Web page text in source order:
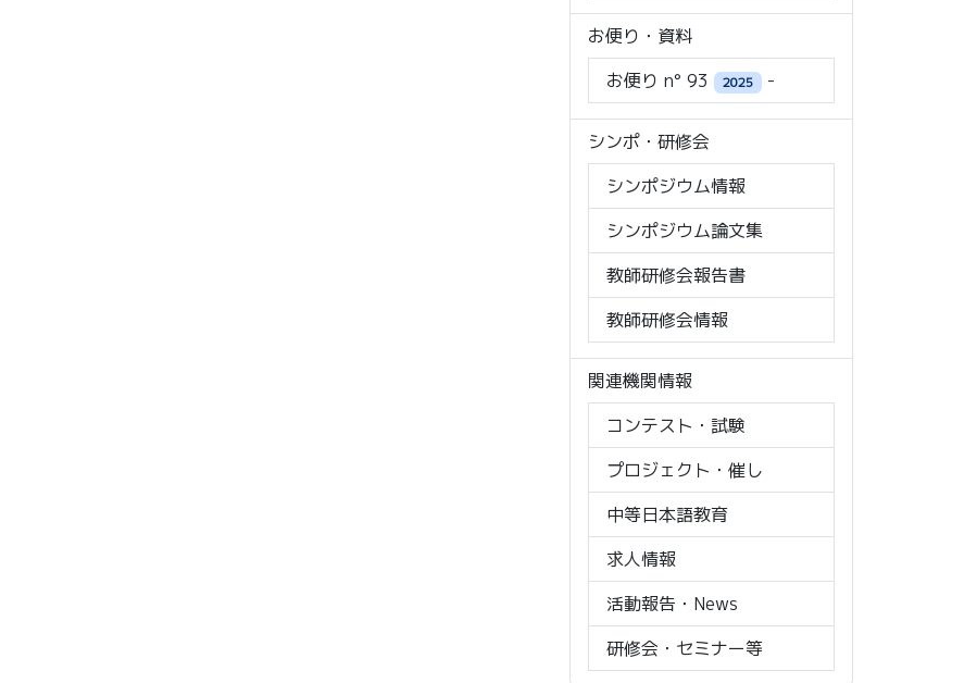
お便り・資料
お便り n° 93
2025 -
シンポ・研修会
シンポジウム情報
シンポジウム論文集
教師研修会報告書
教師研修会情報
関連機関情報
コンテスト・試験
プロジェクト・催し
中等日本語教育
求人情報
活動報告・News
研修会・セミナー等